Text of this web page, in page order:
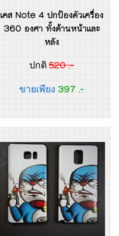
เคส Note 4 ปกป้องตัวเครื่อง
360 องศา ทั้งด้านหน้าและ
หลัง
ปกติ 520 .-
ขายเพียง 397 .-